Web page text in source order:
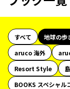
すべて 地球の歩
aruco 海外
Resort Style
BOOKS スペシャル